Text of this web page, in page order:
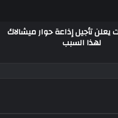
تأجيل إذاعة حوار ميشالاك
لهذا السبب